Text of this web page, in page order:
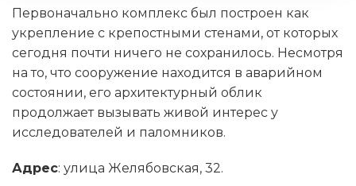
Первоначально комплекс был построен как
укрепление с крепостными стенами, от которых
сегодня почти ничего не сохранилось. Несмотря
на то, что сооружение находится в аварийном
состоянии, его архитектурный облик
продолжает вызывать живой интерес у
исследователей и паломников.
Адрес: улица Желябовская, 32.